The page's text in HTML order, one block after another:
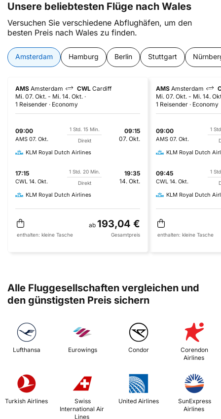
Unsere beliebtesten Flüge nach Wales
Versuchen Sie verschiedene Abflughäfen, um den
besten Preis nach Wales zu finden.
Amsterdam Hamburg Berlin Stuttgart
AMS Amsterdam CWL Cardiff
Mi. 07. Okt. - Mi. 14. Okt.
1 Reisender
Economy
09:00
AMS 07. Okt.
1 Std. 15 Min.
Direkt
09:15
07. Okt.
KLM Royal Dutch Airlines
17:15
CWL 14. Okt.
1 Std. 20 Min.
Direkt
19:35
14. Okt.
KLM Royal Dutch Airlines
ab 193,04 €
enthalten: kleine Tasche Gesamtpreis
AMS Amsterdam
Mi. 07. Okt. - Mi. 14.
1 Reisender
Economy
09:00
AMS 07. Okt.
1
KLM Royal Dutch
09:45
CWL 14. Okt.
1
KLM Royal Dutch
enthalten: kleine Tasche
Alle Fluggesellschaften vergleichen und
den günstigsten Preis sichern
Lufthansa Eurowings Condor
Corendon
Airlines
Turkish Airlines
International Air
Lines
United Airlines
Airlines